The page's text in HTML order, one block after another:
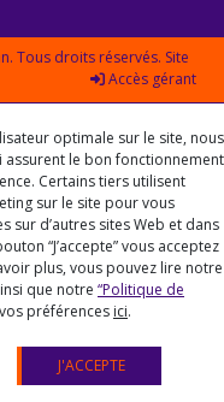
Tous droits réservés. Site
Accès gérant
optimale sur le site, nous
le bon fonctionnement
Certains tiers utilisent
sur le site pour vous
sur d’autres sites Web et dans
“J’accepte” vous acceptez
plus, vous pouvez lire notre
que notre “Politique de
préférences ici.
J'ACCEPTE